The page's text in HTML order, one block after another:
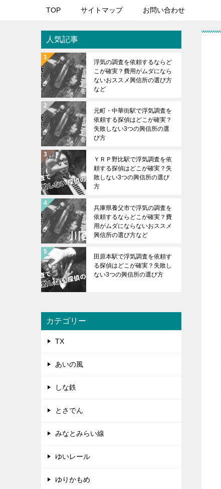
TOP サイトマップ お問い合わせ
人気記事
浮気の調査を依頼するならど
こが確実？費用がムダになら
ないおススメ興信所の選び方
など
元町・中華街駅で浮気調査を
依頼する探偵はどこが確実？
失敗しない3つの興信所の選
び方
ＹＲＰ野比駅で浮気調査を依
頼する探偵はどこが確実？失
敗しない3つの興信所の選び
方
兵庫県養父市で浮気の調査を
依頼するならどこが確実？費
用がムダにならないおススメ
興信所の選び方など
田原本駅で浮気調査を依頼す
る探偵はどこが確実？失敗し
ない3つの興信所の選び方
カテゴリー
TX
あいの風
しな鉄
とさでん
みなとみらい線
ゆいレール
ゆりかもめ